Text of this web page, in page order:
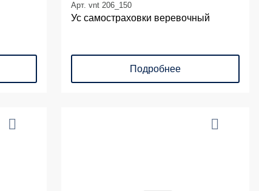
Арт. vnt 206_150
Ус самостраховки веревочный
Подробнее